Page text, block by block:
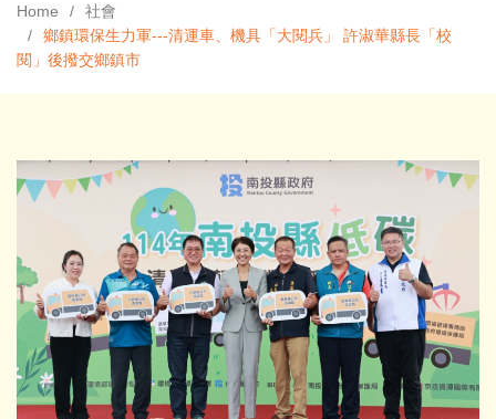
Home
社會
鄉鎮環保生力軍---清運車、機具「大閱兵」 許淑華縣長「校
閱」後撥交鄉鎮市